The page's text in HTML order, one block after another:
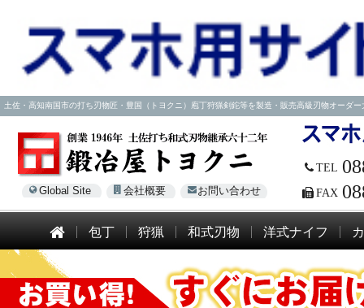
土佐・高知南国市の打ち刃物匠・豊国（トヨクニ）庖丁狩猟剣鉈等を製造・販売高級刃物オーダ
Global Site 会社概要 お問い合わせ
TEL
FAX
包丁 狩猟 和式刃物 洋式ナイフ